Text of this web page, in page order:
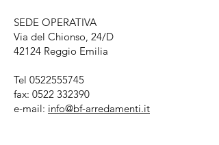
SEDE OPERATIVA
Via del Chionso, 24/D
42124 Reggio Emilia
Tel 0522555745
fax: 0522 332390
e-mail: info@bf-arredamenti.it